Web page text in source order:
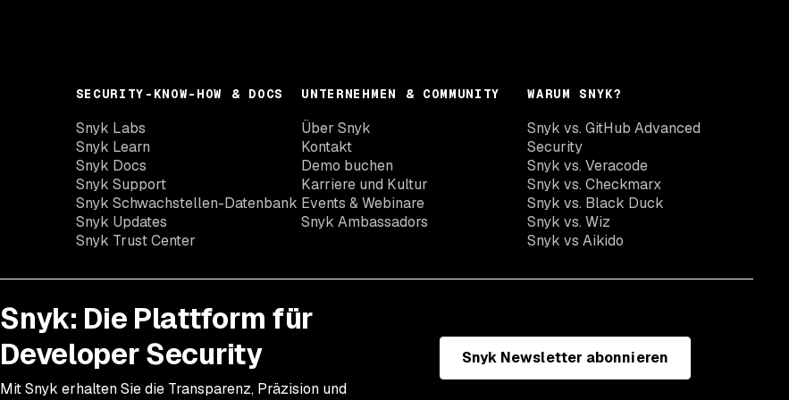
SECURITY-KNOW-HOW & DOCS
Snyk Labs
Snyk Learn
Snyk Docs
Snyk Support
Snyk Schwachstellen-Datenbank
Snyk Updates
Snyk Trust Center
UNTERNEHMEN & COMMUNITY
Über Snyk
Kontakt
Demo buchen
Karriere und Kultur
Events & Webinare
Snyk Ambassadors
WARUM SNYK?
Snyk vs. GitHub Advanced
Security
Snyk vs. Veracode
Snyk vs. Checkmarx
Snyk vs. Black Duck
Snyk vs. Wiz
Snyk vs Aikido
Snyk: Die Plattform für
Developer Security
Mit Snyk erhalten Sie die Transparenz, Präzision und
Snyk Newsletter abonnieren